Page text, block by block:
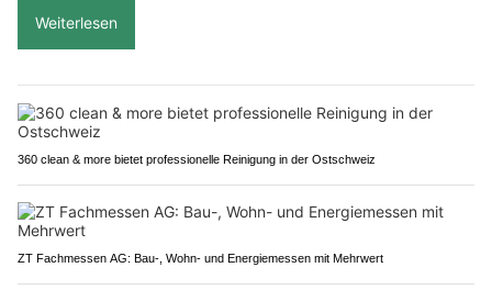
Weiterlesen
360 clean & more bietet professionelle Reinigung in der Ostschweiz
ZT Fachmessen AG: Bau-, Wohn- und Energiemessen mit Mehrwert